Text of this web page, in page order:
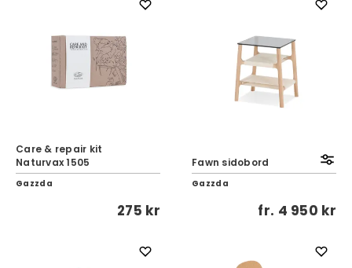
Care & repair kit
Naturvax 1505
Gazzda
275 kr
Fawn sidobord
Gazzda
fr. 4 950 kr